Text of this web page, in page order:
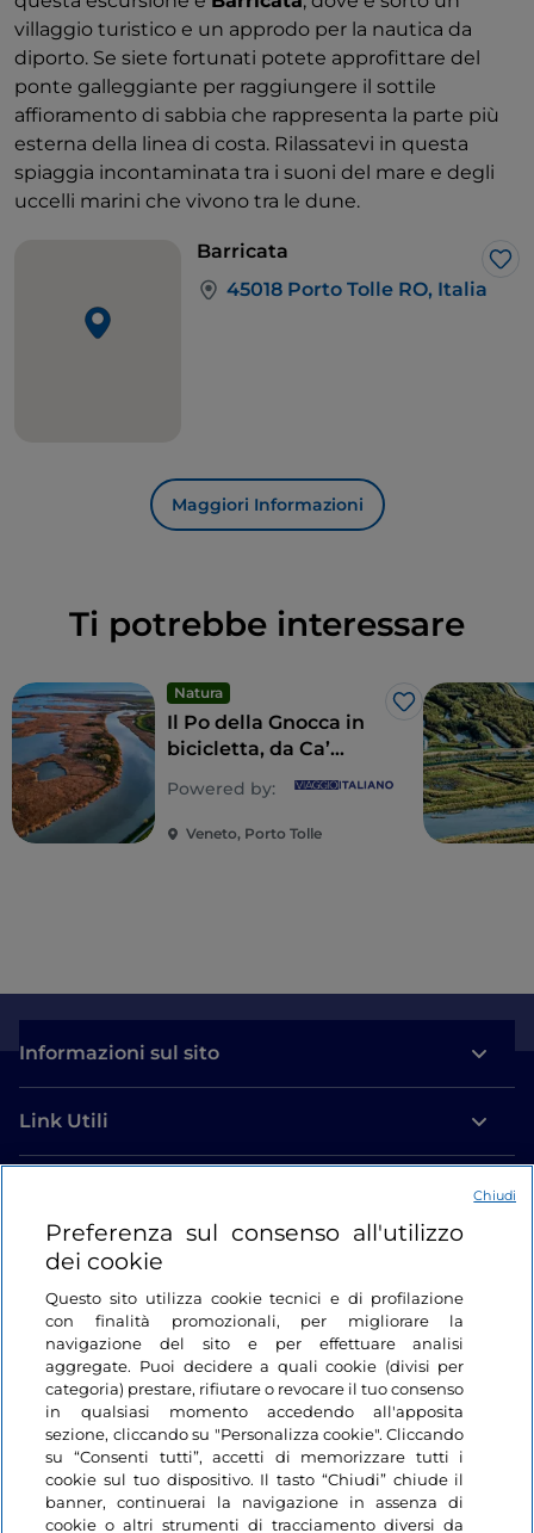
villaggio turistico e un approdo per la nautica da
diporto. Se siete fortunati potete approfittare del
ponte galleggiante per raggiungere il sottile
affioramento di sabbia che rappresenta la parte più
esterna della linea di costa. Rilassatevi in questa
spiaggia incontaminata tra i suoni del mare e degli
uccelli marini che vivono tra le dune.
Barricata
45018 Porto Tolle RO, Italia
Maggiori Informazioni
Ti potrebbe interessare
Natura
Like
Il Po della Gnocca in
bicicletta, da Ca’
Tiepolo a Santa Giulia
Powered by:
Veneto, Porto Tolle
Informazioni sul sito
Link Utili
Restiamo in contatto
Preferenza sul consenso all'utilizzo
dei cookie
Questo sito utilizza cookie tecnici e di profilazione
con finalità promozionali, per migliorare la
navigazione del sito e per effettuare analisi
aggregate. Puoi decidere a quali cookie (divisi per
categoria) prestare, rifiutare o revocare il tuo consenso
in qualsiasi momento accedendo all'apposita
sezione, cliccando su "Personalizza cookie". Cliccando
su “Consenti tutti”, accetti di memorizzare tutti i
cookie sul tuo dispositivo. Il tasto “Chiudi” chiude il
banner, continuerai la navigazione in assenza di
cookie o altri strumenti di tracciamento diversi da
Chiudi